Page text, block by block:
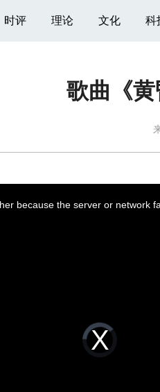
时评 理论 文化 科
歌曲《
Video
Player
loading.
because the server or network